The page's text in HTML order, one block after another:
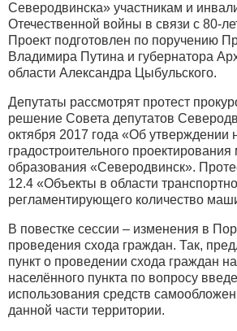
Северодвинска» участникам и
Отечественной войны в связи с 80-
Проект подготовлен по поручению
Владимира Путина и губернатора
области Александра Цыбульского.
Депутаты рассмотрят протест
решение Совета депутатов
октября 2017 года «Об утверждении
градостроительного
образования «Северодвинск».
12.4 «Объекты в области
регламентирующего количество
В повестке сессии – изменения в
проведения схода граждан. Так,
пункт о проведении схода граждан
населённого пункта по вопросу
использования средств
данной части территории.